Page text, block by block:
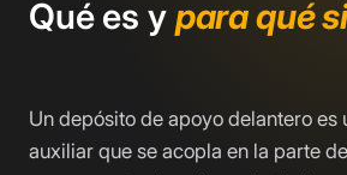
Qué es y para qué
Un depósito de apoyo delantero es
auxiliar que se acopla en la parte